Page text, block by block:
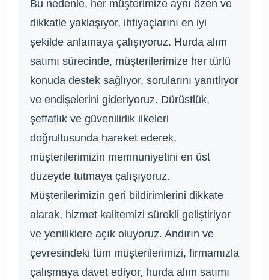
Bu nedenle, her müşterimize aynı özen ve
dikkatle yaklaşıyor, ihtiyaçlarını en iyi
şekilde anlamaya çalışıyoruz. Hurda alım
satımı sürecinde, müşterilerimize her türlü
konuda destek sağlıyor, sorularını yanıtlıyor
ve endişelerini gideriyoruz. Dürüstlük,
şeffaflık ve güvenilirlik ilkeleri
doğrultusunda hareket ederek,
müşterilerimizin memnuniyetini en üst
düzeyde tutmaya çalışıyoruz.
Müşterilerimizin geri bildirimlerini dikkate
alarak, hizmet kalitemizi sürekli geliştiriyor
ve yeniliklere açık oluyoruz. Andırın ve
çevresindeki tüm müşterilerimizi, firmamızla
çalışmaya davet ediyor, hurda alım satımı